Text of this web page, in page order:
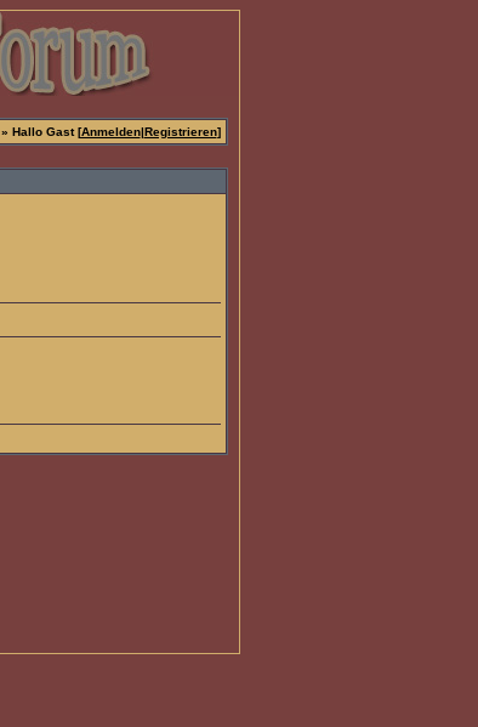
» Hallo Gast [Anmelden|Registrieren]